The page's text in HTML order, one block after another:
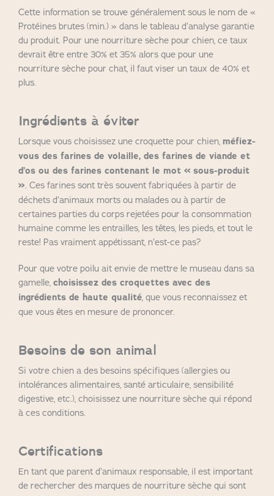
Cette information se trouve généralement sous le nom de «
Protéines brutes (min.) » dans le tableau d’analyse garantie
du produit. Pour une nourriture sèche pour chien, ce taux
devrait être entre 30% et 35% alors que pour une
nourriture sèche pour chat, il faut viser un taux de 40% et
plus.
Ingrédients à éviter
Lorsque vous choisissez une croquette pour chien, méfiez-
vous des farines de volaille, des farines de viande et
d’os ou des farines contenant le mot « sous-produit
». Ces farines sont très souvent fabriquées à partir de
déchets d’animaux morts ou malades ou à partir de
certaines parties du corps rejetées pour la consommation
humaine comme les entrailles, les têtes, les pieds, et tout le
reste! Pas vraiment appétissant, n’est-ce pas?
Pour que votre poilu ait envie de mettre le museau dans sa
gamelle, choisissez des croquettes avec des
ingrédients de haute qualité, que vous reconnaissez et
que vous êtes en mesure de prononcer.
Besoins de son animal
Si votre chien a des besoins spécifiques (allergies ou
intolérances alimentaires, santé articulaire, sensibilité
digestive, etc.), choisissez une nourriture sèche qui répond
à ces conditions.
Certifications
En tant que parent d’animaux responsable, il est important
de rechercher des marques de nourriture sèche qui sont